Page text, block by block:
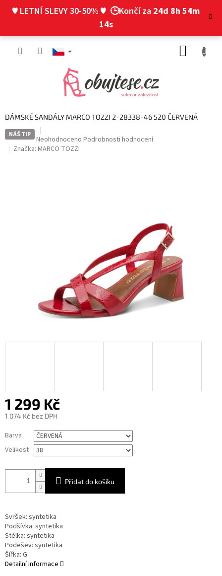
♥ LETNÍ SLEVY 30-50% ♥ 🕒Končí za 24d 8h 54m
14s
DÁMSKÉ SANDÁLY MARCO TOZZI 2-28338-46 520 ČERVENÁ
NÁŠ TIP
Průměrné
hodnocení
Neohodnoceno Podrobnosti hodnocení
Značka: MARCO TOZZI
1 299 Kč
1 074 Kč bez DPH
cena:
Barva
Velikost
Přidat do košíku
Svršek: syntetika
Podšívka: syntetika
Stélka: syntetika
Podešev: syntetika
Šířka: G
Detailní informace